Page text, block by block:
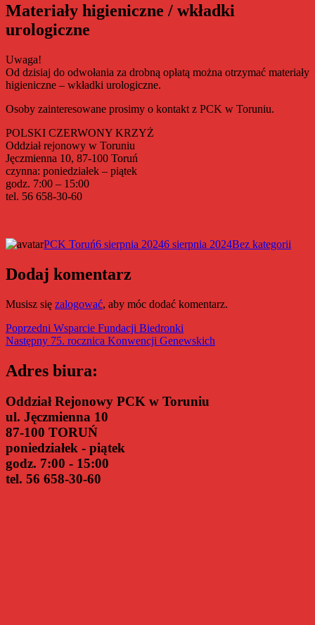
Materiały higieniczne / wkładki
urologiczne
Uwaga!
Od dzisiaj do odwołania za drobną opłatą można otrzymać materiały
higieniczne – wkładki urologiczne.
Osoby zainteresowane prosimy o kontakt z PCK w Toruniu.
POLSKI CZERWONY KRZYŻ
Oddział rejonowy w Toruniu
Jęczmienna 10, 87-100 Toruń
czynna: poniedziałek – piątek
godz. 7:00 – 15:00
tel. 56 658-30-60
Autor
PCK ToruńData
6 sierpnia 20246 sierpnia 2024Kategorie
Bez kategorii
Dodaj komentarz
Musisz się zalogować, aby móc dodać komentarz.
Nawigacja
wpisu
Poprzedni Poprzedni
wpis:
Wsparcie Fundacji Biedronki
Następny Następny
75. rocznica Konwencji Genewskich
Adres biura:
Oddział Rejonowy PCK w Toruniu
ul. Jęczmienna 10
87-100 TORUŃ
poniedziałek - piątek
godz. 7:00 - 15:00
tel. 56 658-30-60